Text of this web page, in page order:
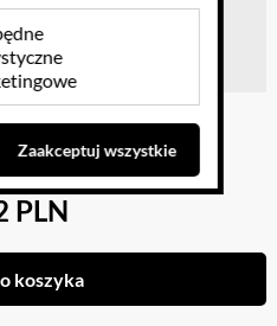
PLN
koszyka
Zaakceptuj wszystkie